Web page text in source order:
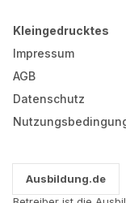
Kleingedrucktes
Impressum
AGB
Datenschutz
Ausbildung.de